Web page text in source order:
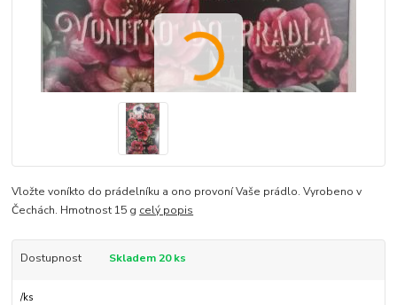
Vložte voníkto do prádelníku a ono provoní Vaše prádlo. Vyrobeno v
Čechách. Hmotnost 15 g celý popis
Dostupnost Skladem 20 ks
/ks